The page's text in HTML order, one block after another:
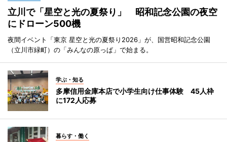
立川で「星空と光の夏祭り」 昭和記念公園の夜空
にドローン500機
夜間イベント「東京 星空と光の夏祭り2026」が、国営昭和記念公園
（立川市緑町）の「みんなの原っぱ」で始まる。
学ぶ・知る
多摩信用金庫本店で小学生向け仕事体験 45人枠
に172人応募
暮らす・働く